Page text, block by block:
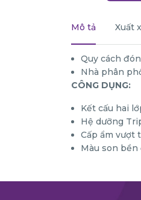
Mô tả Xuất
Quy cách
Nhà phân
CÔNG DỤNG:
Kết cấu hai
Hệ dưỡng
Cấp ẩm vượt
Màu son